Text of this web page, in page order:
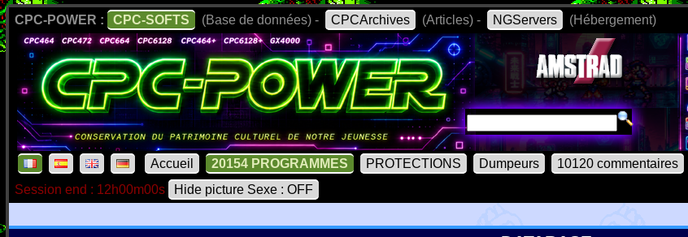
CPC-POWER : CPC-SOFTS (Base de données) - CPCArchives (Articles) - NGServers (Hébergement)
Accueil 20154 PROGRAMMES PROTECTIONS Dumpeurs 10120 commentaires
Session end : 12h00m00s
Hide picture Sexe : OFF